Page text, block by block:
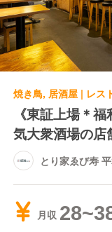
《東証上場＊
気大衆酒場の店
とり家ゑび寿
月収